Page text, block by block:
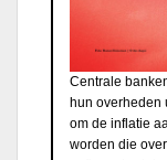
Centrale
hun overheden
om de inflatie
worden die